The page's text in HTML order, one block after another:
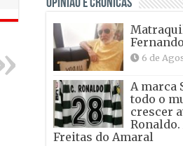
OPINIÃO E CRÓNICAS
6 de
A marca
todo o
crescer
Freitas do Amaral